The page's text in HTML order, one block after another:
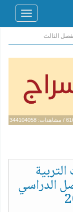
Toggle
الثالث
الدراسي